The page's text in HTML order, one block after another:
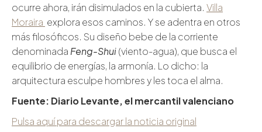
ocurre ahora, irán disimulados en la cubierta. Villa
Moraira explora esos caminos. Y se adentra en otros
más filosóficos. Su diseño bebe de la corriente
denominada Feng-Shui(viento-agua), que busca el
equilibrio de energías, la armonía. Lo dicho: la
arquitectura esculpe hombres y les toca el alma.
Fuente: Diario Levante, el mercantil valenciano
Pulsa aquí para descargar la noticia original